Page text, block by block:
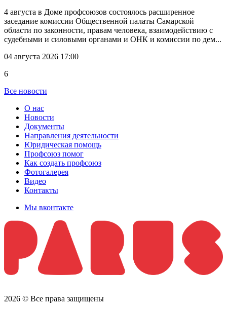
4 августа в Доме профсоюзов состоялось расширенное
заседание комиссии Общественной палаты Самарской
области по законности, правам человека, взаимодействию с
судебными и силовыми органами и ОНК и комиссии по дем...
04 августа 2026 17:00
6
Все новости
О нас
Новости
Документы
Направления деятельности
Юридическая помощь
Профсоюз помог
Как создать профсоюз
Фотогалерея
Видео
Контакты
Мы вконтакте
2026 © Все права защищены